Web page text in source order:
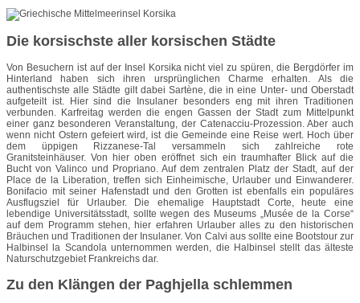
Die korsischste aller korsischen Städte
Von Besuchern ist auf der Insel Korsika nicht viel zu spüren, die Bergdörfer im
Hinterland haben sich ihren ursprünglichen Charme erhalten. Als die
authentischste alle Städte gilt dabei Sartène, die in eine Unter- und Oberstadt
aufgeteilt ist. Hier sind die Insulaner besonders eng mit ihren Traditionen
verbunden. Karfreitag werden die engen Gassen der Stadt zum Mittelpunkt
einer ganz besonderen Veranstaltung, der Catenacciu-Prozession. Aber auch
wenn nicht Ostern gefeiert wird, ist die Gemeinde eine Reise wert. Hoch über
dem üppigen Rizzanese-Tal versammeln sich zahlreiche rote
Granitsteinhäuser. Von hier oben eröffnet sich ein traumhafter Blick auf die
Bucht von Valinco und Propriano. Auf dem zentralen Platz der Stadt, auf der
Place de la Liberation, treffen sich Einheimische, Urlauber und Einwanderer.
Bonifacio mit seiner Hafenstadt und den Grotten ist ebenfalls ein populäres
Ausflugsziel für Urlauber. Die ehemalige Hauptstadt Corte, heute eine
lebendige Universitätsstadt, sollte wegen des Museums „Musée de la Corse“
auf dem Programm stehen, hier erfahren Urlauber alles zu den historischen
Bräuchen und Traditionen der Insulaner. Von Calvi aus sollte eine Bootstour zur
Halbinsel la Scandola unternommen werden, die Halbinsel stellt das älteste
Naturschutzgebiet Frankreichs dar.
Zu den Klängen der Paghjella schlemmen